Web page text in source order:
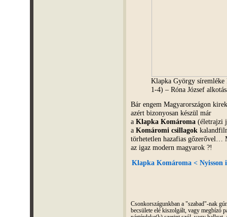
Klapka György síremléke
1-4) – Róna József
Bár engem Magyarországon
azért bizonyosan készül már
aKlapka Komároma (életrajzi
aKomáromi csillagok
törhetetlen hazafias gőzerővel…
az igaz modern magyarok ?!
Klapka Komároma < Nyisson
Csonkországunkban a "szabad"-nak
becsülete elé kiszolgált, vagy megbízó